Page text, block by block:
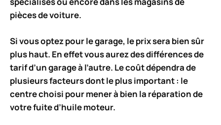
pièces de voiture.
Si vous optez pour le garage, le prix sera bien sûr
plus haut. En effet vous aurez des différences de
tarif d’un garage à l’autre. Le coût dépendra de
plusieurs facteurs dont le plus important : le
centre choisi pour mener à bien la réparation de
votre fuite d’huile moteur.